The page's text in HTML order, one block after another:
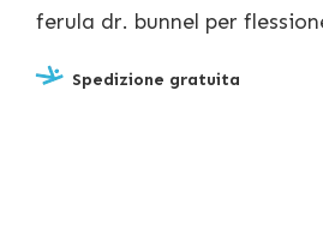
ferula dr. bunnel per
Spedizione gratuita